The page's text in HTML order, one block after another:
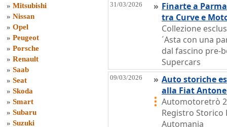
» Mitsubishi
» Nissan
» Opel
» Peugeot
» Porsche
» Renault
» Saab
» Seat
» Skoda
» Smart
» Subaru
» Suzuki
31/03/2026 » Finarte a
tra Curve e
Collezione
´Asta con una
dal fascino pre-
Supercars
09/03/2026 » Auto storiche
alla Fiat
Automotoretrò
Registro Storico
Automania